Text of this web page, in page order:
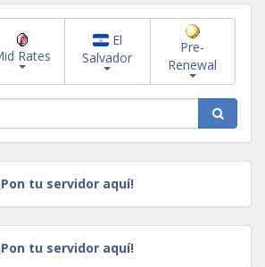
Rates
El
Salvador
Pre-
Renewal
tu servidor aquí!
tu servidor aquí!